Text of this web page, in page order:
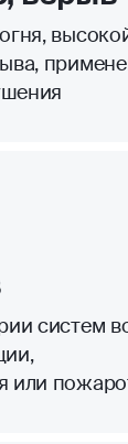
систем
или